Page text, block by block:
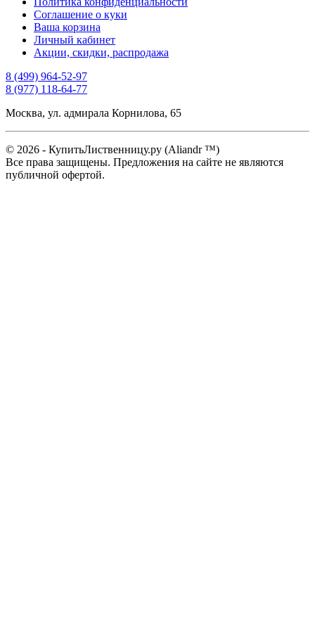
Соглашение о куки
Ваша корзина
Личный кабинет
Акции, скидки, распродажа
8 (499) 964-52-97
8 (977) 118-64-77
Москва, ул. адмирала Корнилова, 65
© 2026 - КупитьЛиственницу.ру (Aliandr ™)
Все права защищены. Предложения на сайте не являются
публичной офертой.